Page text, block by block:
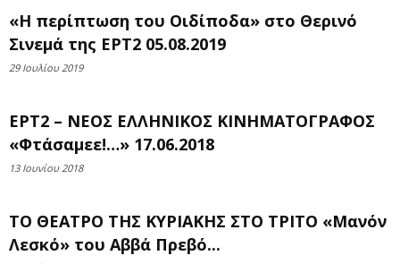
«Η περίπτωση του Οιδίποδα» στο Θερινό
Σινεμά της ΕΡΤ2 05.08.2019
29 Ιουλίου 2019
ΕΡΤ2 – ΝΕΟΣ ΕΛΛΗΝΙΚΟΣ ΚΙΝΗΜΑΤΟΓΡΑΦΟΣ
«Φτάσαμεε!…» 17.06.2018
13 Ιουνίου 2018
ΤΟ ΘΕΑΤΡΟ ΤΗΣ ΚΥΡΙΑΚΗΣ ΣΤΟ ΤΡΙΤΟ «Μανόν
Λεσκό» του Αββά Πρεβό...